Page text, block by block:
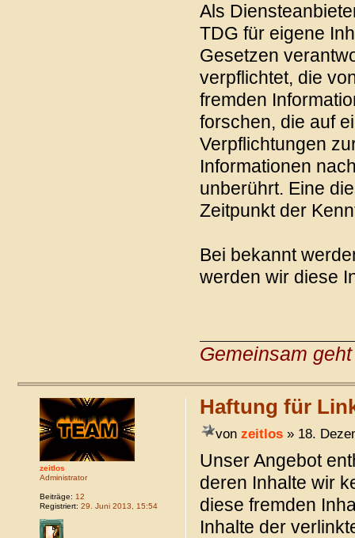
Als
TDG für eigene
Gesetzen
verpflichtet, die
fremden
forschen, die auf
Verpflichtungen
Informationen
unberührt. Eine
Zeitpunkt der
Bei bekannt
werden wir diese
Gemeinsam
Haftung für
von zeitlos» 18.
Unser Angebot
deren Inhalte wir
diese fremden
Inhalte der
zeitlos
Administrator
Beiträge: 12
Registriert: 29. Juni 2013, 15:54